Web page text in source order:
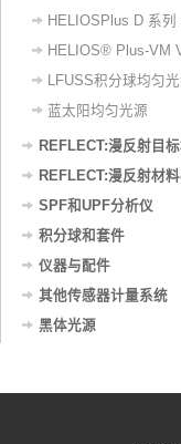
HELIOSPlus D 系
HELIOS® Plus-VM
LFUSS积分球均匀
蓝太阳均匀光源
REFLECT:漫反射目
REFLECT:漫反射材
SPF和UPF分析仪
积分球和套件
仪器与配件
其他传感器计量系统
黑体光源